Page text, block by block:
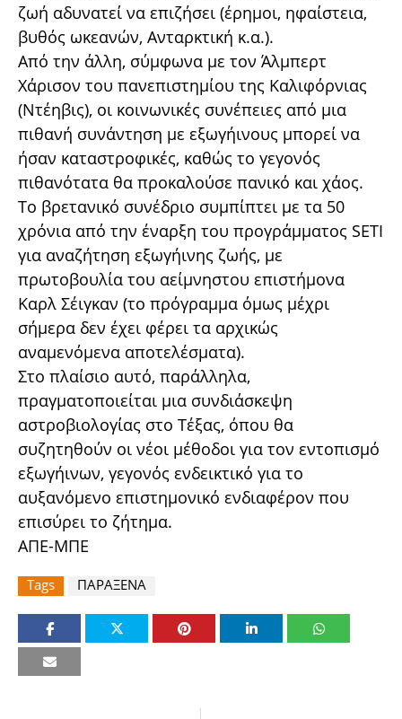
ζωή αδυνατεί να επιζήσει (έρημοι, ηφαίστεια,
βυθός ωκεανών, Ανταρκτική κ.α.).
Από την άλλη, σύμφωνα με τον Άλμπερτ
Χάρισον του πανεπιστημίου της Καλιφόρνιας
(Ντέηβις), οι κοινωνικές συνέπειες από μια
πιθανή συνάντηση με εξωγήινους μπορεί να
ήσαν καταστροφικές, καθώς το γεγονός
πιθανότατα θα προκαλούσε πανικό και χάος.
Το βρετανικό συνέδριο συμπίπτει με τα 50
χρόνια από την έναρξη του προγράμματος SETI
για αναζήτηση εξωγήινης ζωής, με
πρωτοβουλία του αείμνηστου επιστήμονα
Καρλ Σέιγκαν (το πρόγραμμα όμως μέχρι
σήμερα δεν έχει φέρει τα αρχικώς
αναμενόμενα αποτελέσματα).
Στο πλαίσιο αυτό, παράλληλα,
πραγματοποιείται μια συνδιάσκεψη
αστροβιολογίας στο Τέξας, όπου θα
συζητηθούν οι νέοι μέθοδοι για τον εντοπισμό
εξωγήινων, γεγονός ενδεικτικό για το
αυξανόμενο επιστημονικό ενδιαφέρον που
επισύρει το ζήτημα.
ΑΠΕ-ΜΠΕ
Tags ΠΑΡΑΞΕΝΑ